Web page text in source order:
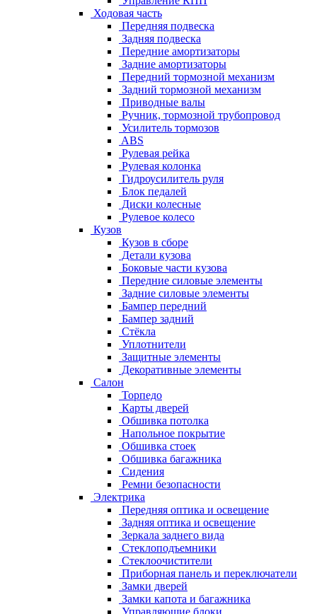
Ходовая часть
Передняя подвеска
Задняя подвеска
Передние амортизаторы
Задние амортизаторы
Передний тормозной механизм
Задний тормозной механизм
Приводные валы
Ручник, тормозной трубопровод
Усилитель тормозов
ABS
Рулевая рейка
Рулевая колонка
Гидроусилитель руля
Блок педалей
Диски колесные
Рулевое колесо
Кузов
Кузов в сборе
Детали кузова
Боковые части кузова
Передние силовые элементы
Задние силовые элементы
Бампер передний
Бампер задний
Стёкла
Уплотнители
Защитные элементы
Декоративные элементы
Салон
Торпедо
Карты дверей
Обшивка потолка
Напольное покрытие
Обшивка стоек
Обшивка багажника
Сидения
Ремни безопасности
Электрика
Передняя оптика и освещение
Задняя оптика и освещение
Зеркала заднего вида
Стеклоподъемники
Стеклоочистители
Приборная панель и переключатели
Замки дверей
Замки капота и багажника
Управляющие блоки